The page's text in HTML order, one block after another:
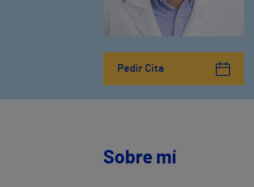
Pedir Cita
Sobre mí